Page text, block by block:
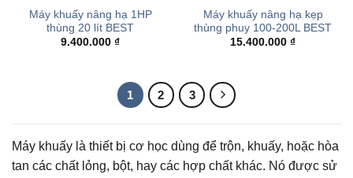
Máy khuấy nâng hạ 1HP
thùng 20 lít BEST
9.400.000 ₫
Máy khuấy nâng hạ kẹp
thùng phuy 100-200L BEST
15.400.000 ₫
1 2 3
Máy khuấy là thiết bị cơ học dùng để trộn, khuấy, hoặc hòa
tan các chất lỏng, bột, hay các hợp chất khác. Nó được sử